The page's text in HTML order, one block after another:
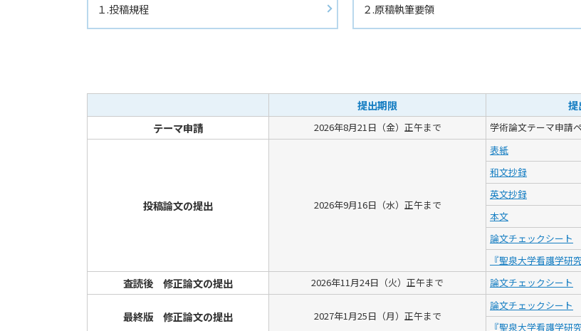
１.投稿規程 ２.原稿執筆要領
提出期限 提
テーマ申請
2026年8月21日（金）正午まで 学術論文テーマ申請
投稿論文の提出 2026年9月16日（水）正午まで
表紙
和文抄録
英文抄録
本文
論文チェックシート
『聖泉大学看護学研
査読後 修正論文の提出 2026年11月24日（火）正午まで 論文チェックシート
最終版 修正論文の提出 2027年1月25日（月）正午まで
論文チェックシート
『聖泉大学看護学研